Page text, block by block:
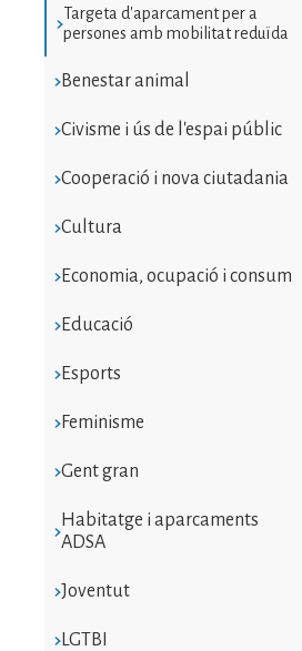
Targeta d'aparcament per a
persones amb mobilitat reduïda
Benestar animal
Civisme i ús de l'espai públic
Cooperació i nova ciutadania
Cultura
Economia, ocupació i consum
Educació
Esports
Feminisme
Gent gran
Habitatge i aparcaments
ADSA
Joventut
LGTBI